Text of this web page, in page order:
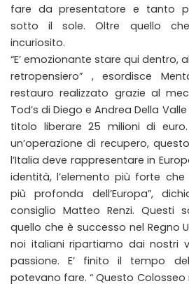
fare da presentatore e tanto
sotto il sole. Oltre quello che
incuriosito.
“E’ emozionante stare qui dentro,
retropensiero” , esordisce
restauro realizzato grazie al
Tod’s di Diego e Andrea Della
titolo liberare 25 milioni di
un’operazione di recupero,
l’Italia deve rappresentare in
identità, l’elemento più forte che
più profonda dell’Europa”,
consiglio Matteo Renzi. Questi
quello che è successo nel Regno
noi italiani ripartiamo dai nostri
passione. E’ finito il tempo
potevano fare. “ Questo